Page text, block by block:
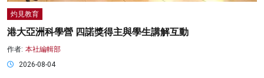
灼見教育
港大亞洲科學營 四諾獎得主與學生講解互動
作者: 本社編輯部
2026-08-04